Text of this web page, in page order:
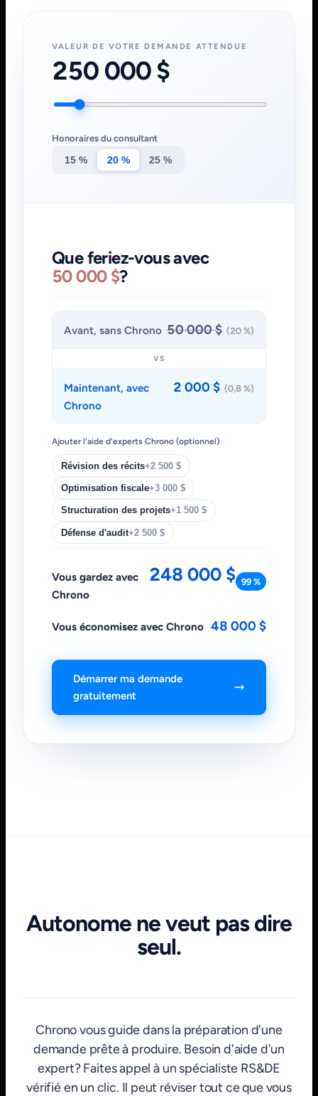
VALEUR DE VOTRE DEMANDE ATTENDUE
250 000 $
Honoraires du consultant
15 % 20 % 25 %
Que feriez-vous avec
50 000 $?
Avant, sans Chrono 50 000 $ (20 %)
VS
Maintenant, avec
Chrono
2 000 $ (0,8 %)
Ajouter l'aide d'experts Chrono (optionnel)
Révision des récits+2 500 $
Optimisation fiscale+3 000 $
Structuration des projets+1 500 $
Défense d'audit+2 500 $
Vous gardez avec
Chrono
248 000 $ 99 %
Vous économisez avec Chrono 48 000 $
Démarrer ma demande
gratuitement
Autonome ne veut pas dire
seul.
Chrono vous guide dans la préparation d'une
demande prête à produire. Besoin d'aide d'un
expert? Faites appel à un spécialiste RS&DE
vérifié en un clic. Il peut réviser tout ce que vous